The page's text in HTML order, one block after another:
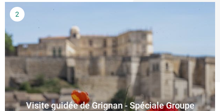
Visite guidée de Grignan - Spéciale Groupe